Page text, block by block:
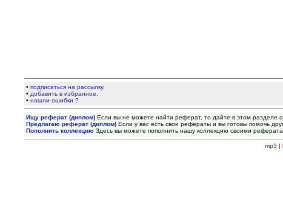
•подписаться на рассылку.
• добавить в избранное.
•нашли ошибки ?
Ищу реферат (диплом) Если вы не можете найти реферат, то дайте в этом разделе
Предлагаю реферат (диплом) Если у вас есть свои рефераты и вы готовы помочь
Пополнить коллекцию Здесь вы можете пополнить нашу коллекцию своими
mp3 |